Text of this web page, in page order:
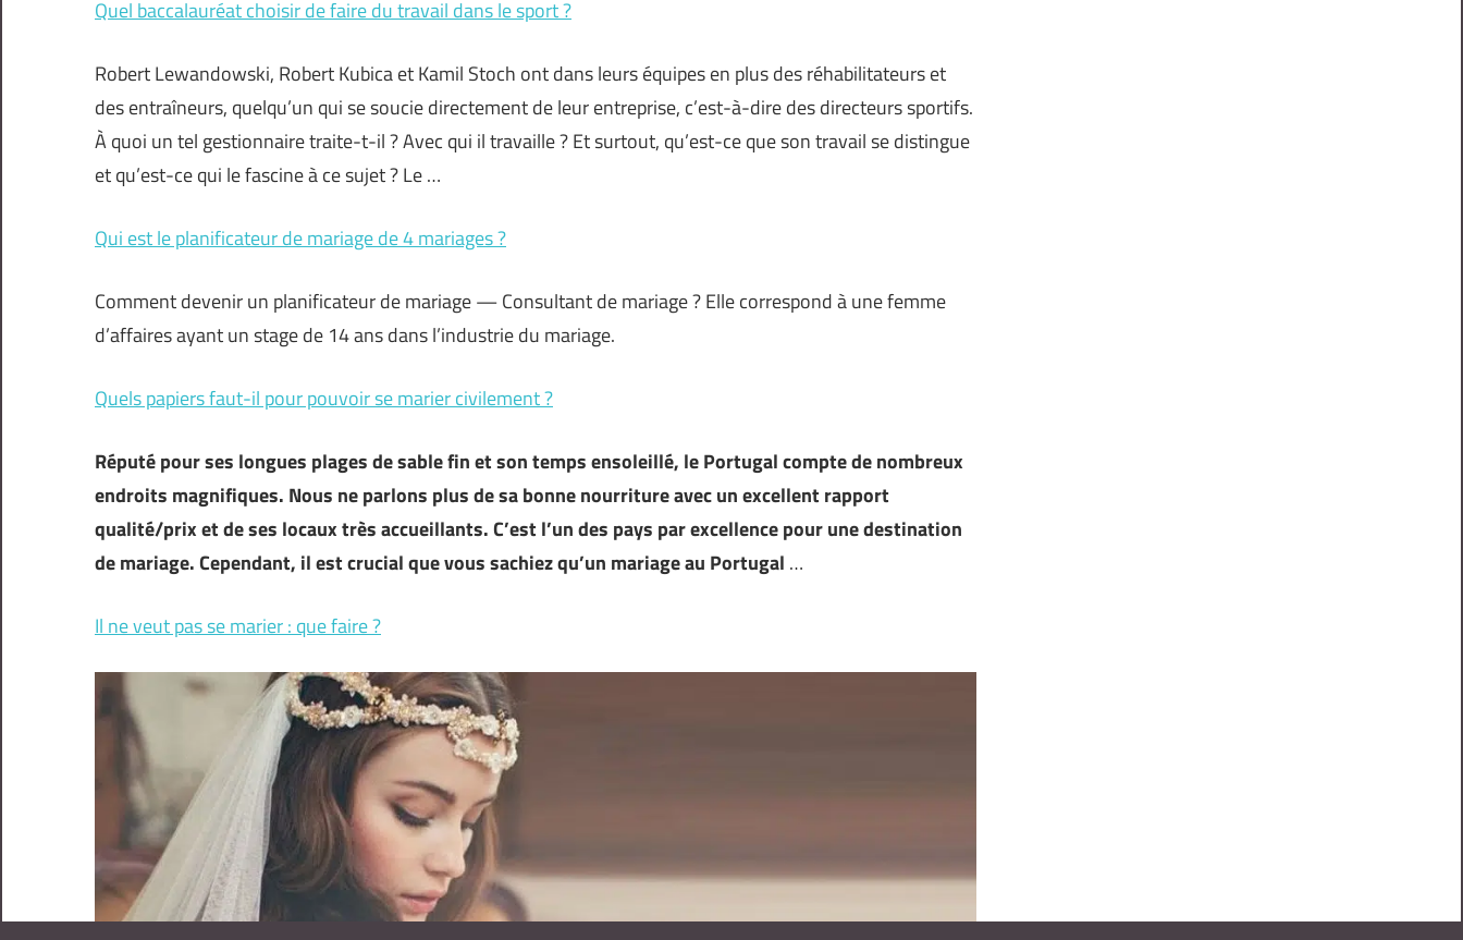
Quel baccalauréat choisir de faire du travail dans le sport ?
Robert Lewandowski, Robert Kubica et Kamil Stoch ont dans leurs équipes en plus des réhabilitateurs et
des entraîneurs, quelqu’un qui se soucie directement de leur entreprise, c’est-à-dire des directeurs sportifs.
À quoi un tel gestionnaire traite-t-il ? Avec qui il travaille ? Et surtout, qu’est-ce que son travail se distingue
et qu’est-ce qui le fascine à ce sujet ? Le …
Qui est le planificateur de mariage de 4 mariages ?
Comment devenir un planificateur de mariage — Consultant de mariage ? Elle correspond à une femme
d’affaires ayant un stage de 14 ans dans l’industrie du mariage.
Quels papiers faut-il pour pouvoir se marier civilement ?
Réputé pour ses longues plages de sable fin et son temps ensoleillé, le Portugal compte de nombreux
endroits magnifiques. Nous ne parlons plus de sa bonne nourriture avec un excellent rapport
qualité/prix et de ses locaux très accueillants. C’est l’un des pays par excellence pour une destination
de mariage. Cependant, il est crucial que vous sachiez qu’un mariage au Portugal …
Il ne veut pas se marier : que faire ?